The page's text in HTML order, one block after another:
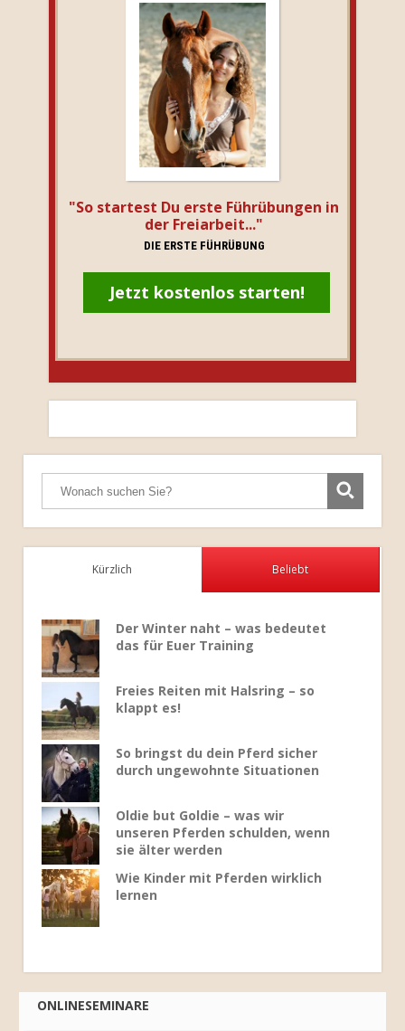
"So startest Du erste Führübungen in
der Freiarbeit..."
DIE ERSTE FÜHRÜBUNG
Jetzt kostenlos starten!
Kürzlich Beliebt
Der Winter naht – was bedeutet
das für Euer Training
Freies Reiten mit Halsring – so
klappt es!
So bringst du dein Pferd sicher
durch ungewohnte Situationen
Oldie but Goldie – was wir
unseren Pferden schulden, wenn
sie älter werden
Wie Kinder mit Pferden wirklich
lernen
ONLINESEMINARE